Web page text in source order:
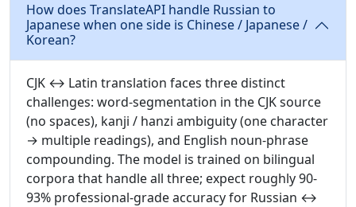
How does TranslateAPI handle Russian to
Japanese when one side is Chinese / Japanese /
Korean?
CJK ↔ Latin translation faces three distinct
challenges: word-segmentation in the CJK source
(no spaces), kanji / hanzi ambiguity (one character
→ multiple readings), and English noun-phrase
compounding. The model is trained on bilingual
corpora that handle all three; expect roughly 90-
93% professional-grade accuracy for Russian ↔